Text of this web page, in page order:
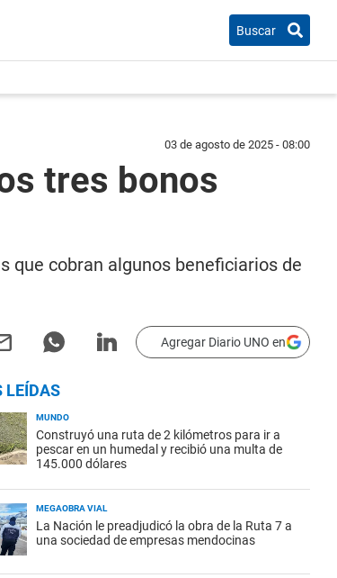
Buscar
03 de agosto de 2025 - 08:00
tres bonos
que cobran algunos beneficiarios de
Agregar Diario UNO en
LEÍDAS
MUNDO
Construyó una ruta de 2 kilómetros para ir a
pescar en un humedal y recibió una multa de
145.000 dólares
MEGAOBRA VIAL
La Nación le preadjudicó la obra de la Ruta 7 a
una sociedad de empresas mendocinas